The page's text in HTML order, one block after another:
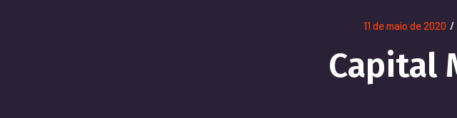
11 de maio de 2020 /
Capital